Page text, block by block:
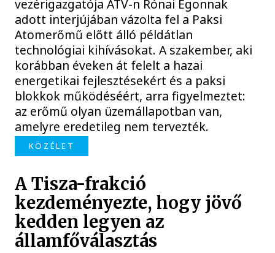
vezérigazgatója ATV-n Rónai Egonnak
adott interjújában vázolta fel a Paksi
Atomerőmű előtt álló példátlan
technológiai kihívásokat. A szakember, aki
korábban éveken át felelt a hazai
energetikai fejlesztésekért és a paksi
blokkok működéséért, arra figyelmeztet:
az erőmű olyan üzemállapotban van,
amelyre eredetileg nem tervezték.
KÖZÉLET
A Tisza-frakció
kezdeményezte, hogy jövő
kedden legyen az
államfőválasztás